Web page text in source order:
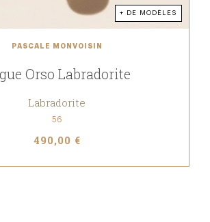
+ DE MODÈLES
PASCALE MONVOISIN
Orso Labradorite
Labradorite
56
490,00 €